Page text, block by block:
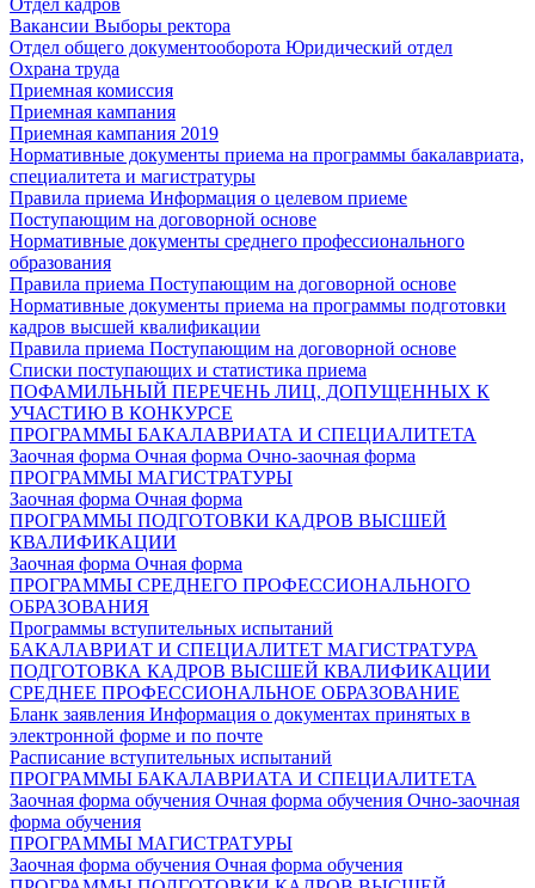
Вакансии Выборы ректора
Отдел общего документооборота Юридический отдел
Охрана труда
Приемная комиссия
Приемная кампания
Приемная кампания 2019
Нормативные документы приема на программы бакалавриата,
специалитета и магистратуры
Правила приема Информация о целевом приеме
Поступающим на договорной основе
Нормативные документы среднего профессионального
образования
Правила приема Поступающим на договорной основе
Нормативные документы приема на программы подготовки
кадров высшей квалификации
Правила приема Поступающим на договорной основе
Списки поступающих и статистика приема
ПОФАМИЛЬНЫЙ ПЕРЕЧЕНЬ ЛИЦ, ДОПУЩЕННЫХ К
УЧАСТИЮ В КОНКУРСЕ
ПРОГРАММЫ БАКАЛАВРИАТА И СПЕЦИАЛИТЕТА
Заочная форма Очная форма Очно-заочная форма
ПРОГРАММЫ МАГИСТРАТУРЫ
Заочная форма Очная форма
ПРОГРАММЫ ПОДГОТОВКИ КАДРОВ ВЫСШЕЙ
КВАЛИФИКАЦИИ
Заочная форма Очная форма
ПРОГРАММЫ СРЕДНЕГО ПРОФЕССИОНАЛЬНОГО
ОБРАЗОВАНИЯ
Программы вступительных испытаний
БАКАЛАВРИАТ И СПЕЦИАЛИТЕТ МАГИСТРАТУРА
ПОДГОТОВКА КАДРОВ ВЫСШЕЙ КВАЛИФИКАЦИИ
СРЕДНЕЕ ПРОФЕССИОНАЛЬНОЕ ОБРАЗОВАНИЕ
Бланк заявления Информация о документах принятых в
электронной форме и по почте
Расписание вступительных испытаний
ПРОГРАММЫ БАКАЛАВРИАТА И СПЕЦИАЛИТЕТА
Заочная форма обучения Очная форма обучения Очно-заочная
форма обучения
ПРОГРАММЫ МАГИСТРАТУРЫ
Заочная форма обучения Очная форма обучения